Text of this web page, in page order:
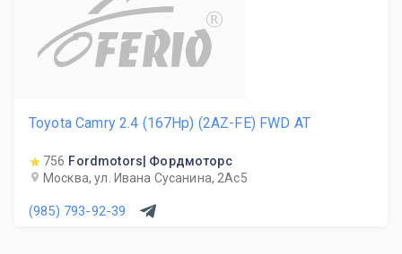
R
Toyota Camry 2.4 (167Hp) (2AZ-FE) FWD AT
756 Fordmotors| Фордмоторс
Москва, ул. Ивана Сусанина, 2Ас5
(985) 793-92-39